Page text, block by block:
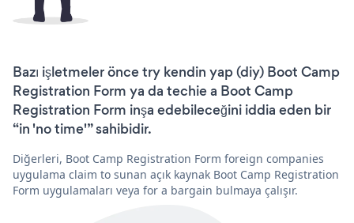
Bazı işletmeler önce try kendin yap (diy) Boot Camp
Registration Form ya da techie a Boot Camp
Registration Form inşa edebileceğini iddia eden bir
“in 'no time'” sahibidir.
Diğerleri, Boot Camp Registration Form foreign companies
uygulama claim to sunan açık kaynak Boot Camp Registration
Form uygulamaları veya for a bargain bulmaya çalışır.